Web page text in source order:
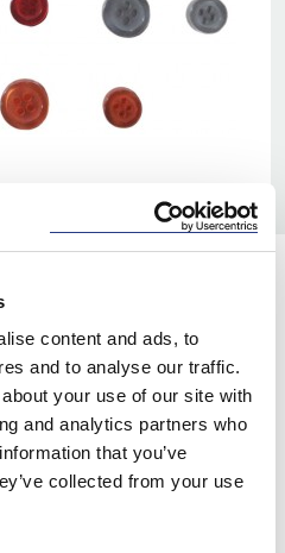
content and ads, to
and to analyse our traffic.
your use of our site with
and analytics partners who
that you’ve
collected from your use
400
600